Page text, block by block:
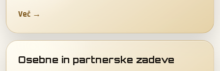
Več →
Osebne in partnerske zadeve